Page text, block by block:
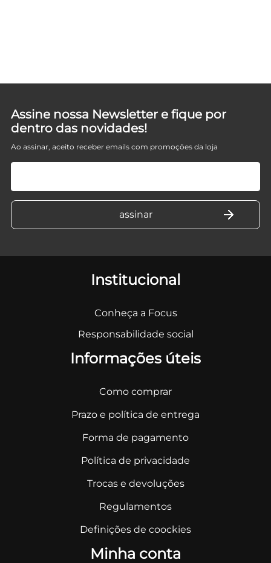
Assine nossa Newsletter e fique por
dentro das novidades!
Ao assinar, aceito receber emails com promoções da loja
Institucional
Conheça a Focus
Responsabilidade social
Informações úteis
Como comprar
Prazo e política de entrega
Forma de pagamento
Política de privacidade
Trocas e devoluções
Regulamentos
Definições de coockies
Minha conta